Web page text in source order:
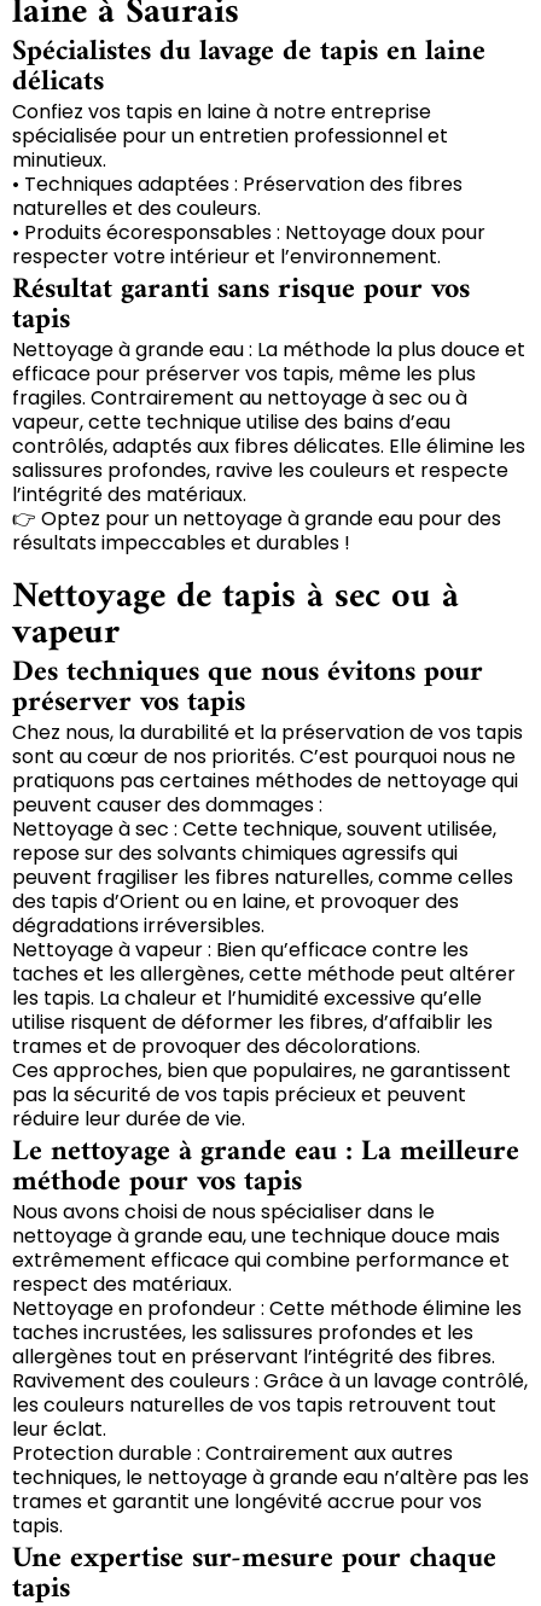
Spécialistes du lavage de tapis en laine
délicats
Confiez vos tapis en laine à notre entreprise
spécialisée pour un entretien professionnel et
minutieux.
• Techniques adaptées : Préservation des fibres
naturelles et des couleurs.
• Produits écoresponsables : Nettoyage doux pour
respecter votre intérieur et l’environnement.
Résultat garanti sans risque pour vos
tapis
Nettoyage à grande eau : La méthode la plus douce et
efficace pour préserver vos tapis, même les plus
fragiles. Contrairement au nettoyage à sec ou à
vapeur, cette technique utilise des bains d’eau
contrôlés, adaptés aux fibres délicates. Elle élimine les
salissures profondes, ravive les couleurs et respecte
l’intégrité des matériaux.
👉 Optez pour un nettoyage à grande eau pour des
résultats impeccables et durables !
Nettoyage de tapis à sec ou à
vapeur
Des techniques que nous évitons pour
préserver vos tapis
Chez nous, la durabilité et la préservation de vos tapis
sont au cœur de nos priorités. C’est pourquoi nous ne
pratiquons pas certaines méthodes de nettoyage qui
peuvent causer des dommages :
Nettoyage à sec : Cette technique, souvent utilisée,
repose sur des solvants chimiques agressifs qui
peuvent fragiliser les fibres naturelles, comme celles
des tapis d’Orient ou en laine, et provoquer des
dégradations irréversibles.
Nettoyage à vapeur : Bien qu’efficace contre les
taches et les allergènes, cette méthode peut altérer
les tapis. La chaleur et l’humidité excessive qu’elle
utilise risquent de déformer les fibres, d’affaiblir les
trames et de provoquer des décolorations.
Ces approches, bien que populaires, ne garantissent
pas la sécurité de vos tapis précieux et peuvent
réduire leur durée de vie.
Le nettoyage à grande eau : La meilleure
méthode pour vos tapis
Nous avons choisi de nous spécialiser dans le
nettoyage à grande eau, une technique douce mais
extrêmement efficace qui combine performance et
respect des matériaux.
Nettoyage en profondeur : Cette méthode élimine les
taches incrustées, les salissures profondes et les
allergènes tout en préservant l’intégrité des fibres.
Ravivement des couleurs : Grâce à un lavage contrôlé,
les couleurs naturelles de vos tapis retrouvent tout
leur éclat.
Protection durable : Contrairement aux autres
techniques, le nettoyage à grande eau n’altère pas les
trames et garantit une longévité accrue pour vos
tapis.
Une expertise sur-mesure pour chaque
tapis